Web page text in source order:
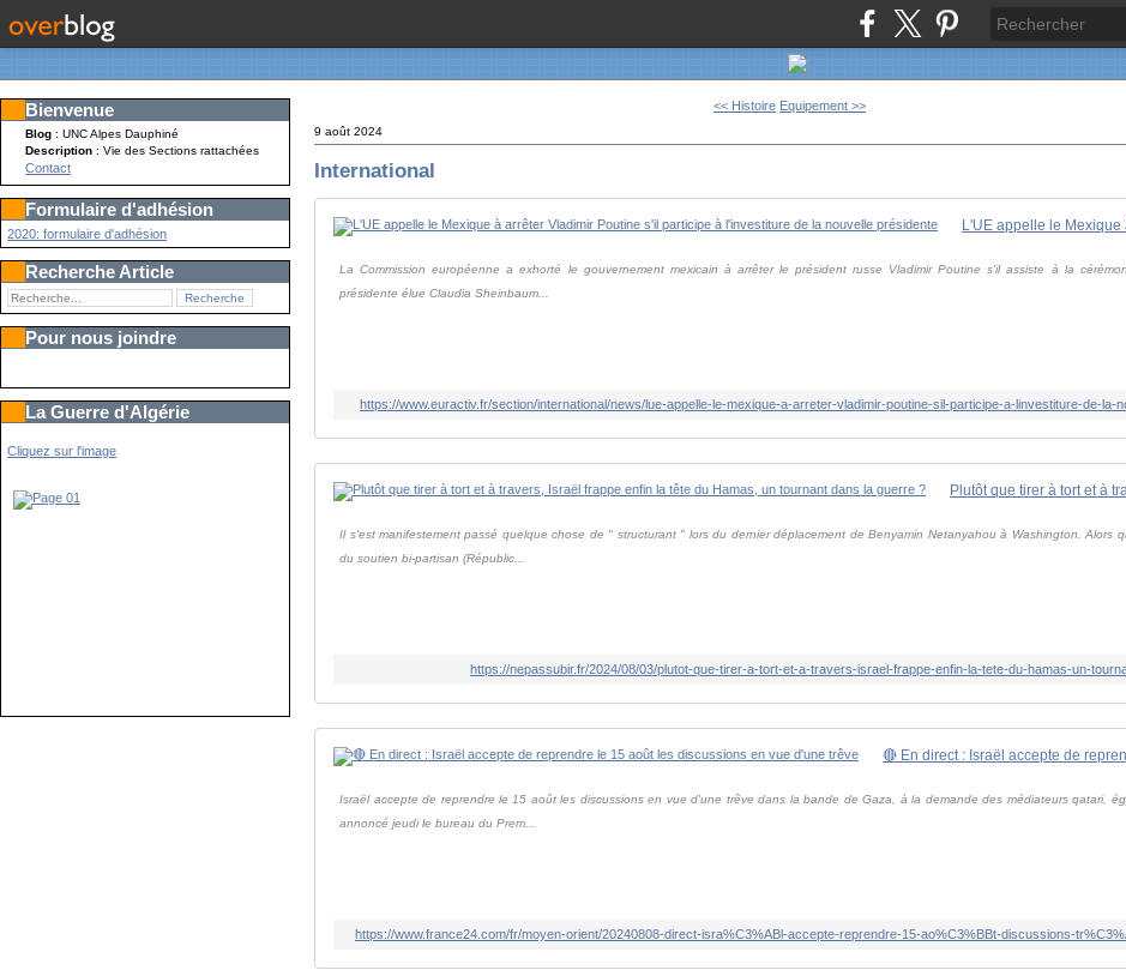
Bienvenue
Blog : UNC Alpes Dauphiné
Description: Vie des Sections rattachées
Contact
Formulaire d'adhésion
2020: formulaire d'adhésion
Recherche Article
Pour nous joindre
La Guerre d'Algérie
Cliquez sur l'image
<< Histoire Equipement >>
9 août 2024
International
La Commission européenne a exhorté le gouvernement mexicain à arrêter le président russe Vladimir Poutine s'il assiste à la
présidente élue Claudia Sheinbaum...
https://www.euractiv.fr/section/international/news/lue-appelle-le-mexique-a-arreter-vladimir-poutine-sil-participe-a-linvestiture-de-la-
Il s'est manifestement passé quelque chose de " structurant " lors du dernier déplacement de Benyamin Netanyahou à Washington. Alors
du soutien bi-partisan (Républic...
https://nepassubir.fr/2024/08/03/plutot-que-tirer-a-tort-et-a-travers-israel-frappe-enfin-la-tete-du-hamas-un-
Israël accepte de reprendre le 15 août les discussions en vue d'une trêve dans la bande de Gaza, à la demande des médiateurs qatari,
annoncé jeudi le bureau du Prem...
https://www.france24.com/fr/moyen-orient/20240808-direct-isra%C3%ABl-accepte-reprendre-15-ao%C3%BBt-discussions-